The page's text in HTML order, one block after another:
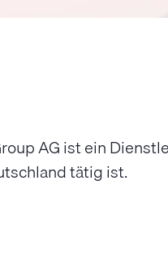
AG ist ein
tätig ist.